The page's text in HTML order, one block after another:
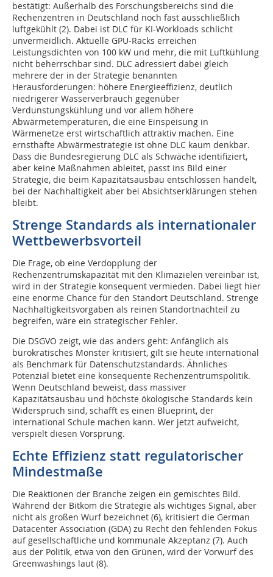
bestätigt: Außerhalb des Forschungsbereichs sind die
Rechenzentren in Deutschland noch fast ausschließlich
luftgekühlt (2). Dabei ist DLC für KI-Workloads schlicht
unvermeidlich. Aktuelle GPU-Racks erreichen
Leistungsdichten von 100 kW und mehr, die mit Luftkühlung
nicht beherrschbar sind. DLC adressiert dabei gleich
mehrere der in der Strategie benannten
Herausforderungen: höhere Energieeffizienz, deutlich
niedrigerer Wasserverbrauch gegenüber
Verdunstungskühlung und vor allem höhere
Abwärmetemperaturen, die eine Einspeisung in
Wärmenetze erst wirtschaftlich attraktiv machen. Eine
ernsthafte Abwärmestrategie ist ohne DLC kaum denkbar.
Dass die Bundesregierung DLC als Schwäche identifiziert,
aber keine Maßnahmen ableitet, passt ins Bild einer
Strategie, die beim Kapazitätsausbau entschlossen handelt,
bei der Nachhaltigkeit aber bei Absichtserklärungen stehen
bleibt.
Strenge Standards als internationaler
Wettbewerbsvorteil
Die Frage, ob eine Verdopplung der
Rechenzentrumskapazität mit den Klimazielen vereinbar ist,
wird in der Strategie konsequent vermieden. Dabei liegt hier
eine enorme Chance für den Standort Deutschland. Strenge
Nachhaltigkeitsvorgaben als reinen Standortnachteil zu
begreifen, wäre ein strategischer Fehler.
Die DSGVO zeigt, wie das anders geht: Anfänglich als
bürokratisches Monster kritisiert, gilt sie heute international
als Benchmark für Datenschutzstandards. Ähnliches
Potenzial bietet eine konsequente Rechenzentrumspolitik.
Wenn Deutschland beweist, dass massiver
Kapazitätsausbau und höchste ökologische Standards kein
Widerspruch sind, schafft es einen Blueprint, der
international Schule machen kann. Wer jetzt aufweicht,
verspielt diesen Vorsprung.
Echte Effizienz statt regulatorischer
Mindestmaße
Die Reaktionen der Branche zeigen ein gemischtes Bild.
Während der Bitkom die Strategie als wichtiges Signal, aber
nicht als großen Wurf bezeichnet (6), kritisiert die German
Datacenter Association (GDA) zu Recht den fehlenden Fokus
auf gesellschaftliche und kommunale Akzeptanz (7). Auch
aus der Politik, etwa von den Grünen, wird der Vorwurf des
Greenwashings laut (8).